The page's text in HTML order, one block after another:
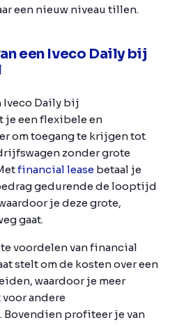
een nieuw niveau tillen.
een Iveco Daily bij
Iveco Daily bij
je een flexibele en
om toegang te krijgen tot
zonder grote
financial lease betaal je
gedurende de looptijd
je deze grote,
gaat.
voordelen van financial
stelt om de kosten over een
waardoor je meer
andere
profiteer je van